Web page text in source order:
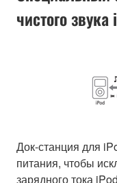
чистого звука
Док-станция для
питания, чтобы
зарядного тока